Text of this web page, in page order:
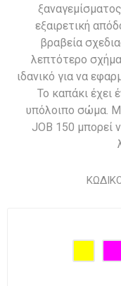
εξαιρετική
βραβεία
λεπτότερο
ιδανικό για να
Το καπάκι έχει
υπόλοιπο σώμα.
JOB 150 μπορεί